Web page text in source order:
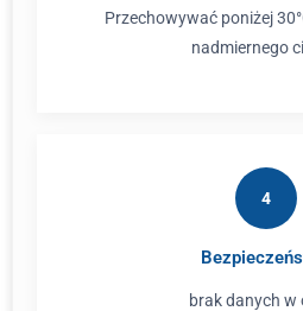
Przechowywać poniżej
nadmiernego
4
brak danych w